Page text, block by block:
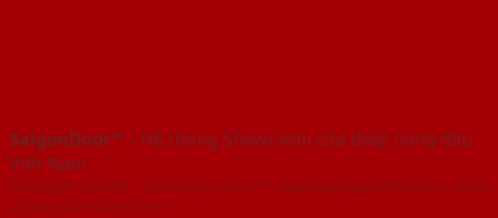
SaigonDoor™ - Hệ thống Showroom cửa thép hàng đầu
Việt Nam
Copyright ⓒ 2016 – 2026 SaigonDoor™ - www.baogiacuathep.com | Đơn
vị chủ quản SaigonDoor